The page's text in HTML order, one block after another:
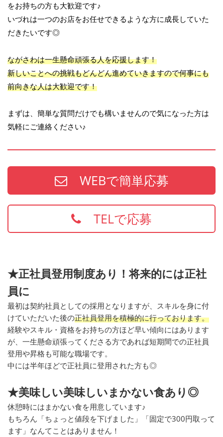
をお持ちの方も大歓迎です♪
いづれは一つのお店をお任せできるような方に成長していた
だきたいです◎
ながさわは一生懸命頑張る人を応援します！
新しいことへの挑戦もどんどん進めていきますので何事にも
前向きな人は大歓迎です！
まずは、簡単な質問だけでも構いませんので気になった方は
気軽にご連絡ください♪
WEBで簡単応募
TELで応募
★正社員登用制度あり！将来的には正社
員に
最初は契約社員としての採用となりますが、スキルを身に付
けていただいた後の正社員登用を積極的に行っております。
経験やスキル・資格をお持ちの方ほど早い傾向にはあります
が、一生懸命頑張ってくださる方であれば短期間での正社員
登用や昇格も可能な職場です。
中には半年ほどで正社員に登用された方も◎
★美味しい美味しいまかない食あり◎
休憩時にはまかない食を用意しています♪
もちろん「ちょっと値段を下げました」「固定で300円取って
ます」なんてことはありません！